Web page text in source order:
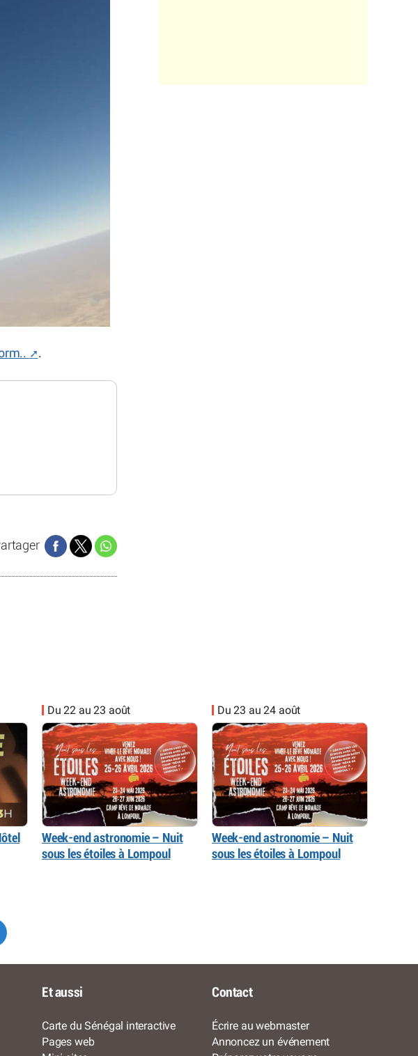
.
Du 22 au 23 août
Week-end astronomie – Nuit
sous les étoiles à Lompoul
Du 23 au 24 août
Week-end astronomie – Nuit
sous les étoiles à Lompoul
Et aussi
Carte du Sénégal interactive
Pages web
Contact
Écrire au webmaster
Annoncez un événement